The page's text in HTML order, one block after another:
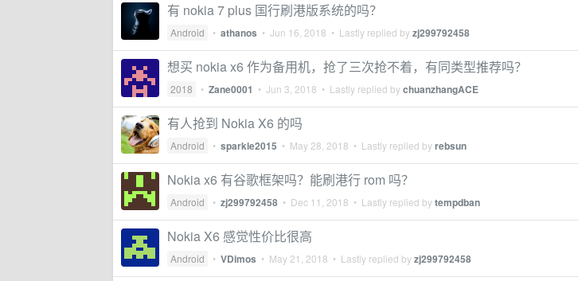
有 nokia 7 plus 国行刷港版系统的吗？
Android • athanos • Jun 16, 2018 • Lastly replied byzj299792458
想买 nokia x6 作为备用机，抢了三次抢不着，有同类型推荐吗？
2018 • Zane0001 • Jun 3, 2018 • Lastly replied bychuanzhangACE
有人抢到 Nokia X6 的吗
Android • sparkle2015 • May 28, 2018 • Lastly replied byrebsun
Nokia x6 有谷歌框架吗？能刷港行 rom 吗？
Android • zj299792458 • Dec 11, 2018 • Lastly replied bytempdban
Nokia X6 感觉性价比很高
Android • VDimos • May 21, 2018 • Lastly replied byzj299792458